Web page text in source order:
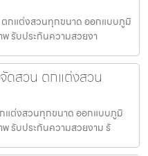
กแต่งสวนทุกขนาด ออกแบบภูมิ
รับประกันความสวยงา
ดสวน ตกแต่งสวน
แต่งสวนทุกขนาด ออกแบบภูมิ
รับประกันความสวยงาม รั